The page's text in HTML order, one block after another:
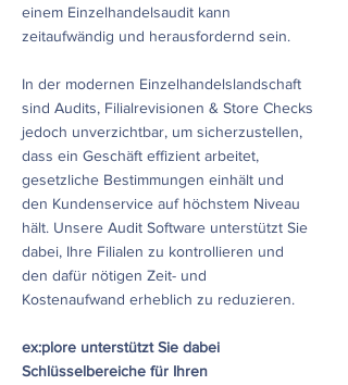
einem Einzelhandelsaudit kann
zeitaufwändig und herausfordernd sein.
In der modernen Einzelhandelslandschaft
sind Audits, Filialrevisionen & Store Checks
jedoch unverzichtbar, um sicherzustellen,
dass ein Geschäft effizient arbeitet,
gesetzliche Bestimmungen einhält und
den Kundenservice auf höchstem Niveau
hält. Unsere Audit Software unterstützt Sie
dabei, Ihre Filialen zu kontrollieren und
den dafür nötigen Zeit- und
Kostenaufwand erheblich zu reduzieren.
ex:plore unterstützt Sie dabei
Schlüsselbereiche für Ihren